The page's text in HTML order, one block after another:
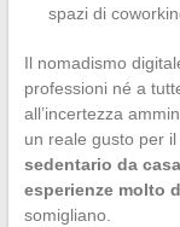
spazi di
Il nomadismo
professioni né a
all’incertezza
un reale gusto per
sedentario da
esperienze molto
somigliano.